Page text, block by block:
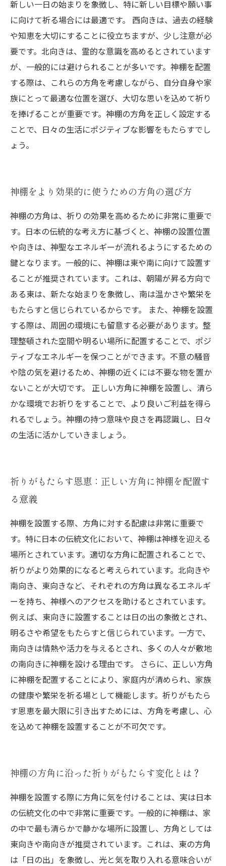
新しい一日の始まりを象徴し、特に新しい目標や願い事
に向けて祈る場合には最適です。 西向きは、過去の経験
や知恵を大切にすることに役立ちますが、少し注意が必
要です。北向きは、霊的な意識を高めるとされています
が、一般的には避けられることが多いです。神棚を配置
する際は、これらの方角を考慮しながら、自分自身や家
族にとって最適な位置を選び、大切な思いを込めて祈り
を捧げることが重要です。神棚の方角を正しく設定する
ことで、日々の生活にポジティブな影響をもたらすでし
ょう。
神棚をより効果的に使うための方角の選び方
神棚の方角は、祈りの効果を高めるために非常に重要で
す。日本の伝統的な考え方に基づくと、神棚の設置位置
や向きは、神聖なエネルギーが流れるようにするための
鍵となります。一般的に、神棚は東や南に向けて設置す
ることが推奨されています。これは、朝陽が昇る方向で
ある東は、新たな始まりを象徴し、南は温かさや繁栄を
もたらすと信じられているからです。 また、神棚を設置
する際は、周囲の環境にも留意する必要があります。整
理整頓された空間や明るい場所に配置することで、ポジ
ティブなエネルギーを保つことができます。不意の騒音
や陰の気を避けるため、神棚の近くには不要な物を置か
ないことが大切です。 正しい方角に神棚を設置し、清ら
かな環境でお祈りをすることで、より良いご利益を得ら
れるでしょう。神棚の持つ意味や良さを再認識し、日々
の生活に活かしていきましょう。
祈りがもたらす恩恵：正しい方角に神棚を配置す
る意義
神棚を設置する際、方角に対する配慮は非常に重要で
す。特に日本の伝統文化において、神棚は神様を迎える
場所とされています。適切な方角に配置されることで、
祈りがより効果的になると考えられています。北向きや
南向き、東向きなど、それぞれの方角は異なるエネルギ
ーを持ち、神様へのアクセスを助けるとされています。
例えば、東向きに設置することは日の出の象徴とされ、
明るさや希望をもたらすと信じられています。一方で、
南向きは情熱や活力を与えるとされ、多くの人々が敷地
の南向きに神棚を設ける理由です。 さらに、正しい方角
に神棚を配置することにより、家庭内が清められ、家族
の健康や繁栄を祈る場として機能します。祈りがもたら
す恩恵を最大限に引き出すためには、方角を考慮し、心
を込めて神棚を設置することが不可欠です。
神棚の方角に沿った祈りがもたらす変化とは？
神棚を設置する際に方角に気を付けることは、実は日本
の伝統文化の中で非常に重要です。一般的に神棚は、家
の中で最も清らかで静かな場所に設置し、方角としては
東向きや南向きが推奨されています。これは、東の方角
は「日の出」を象徴し、光と気を取り入れる意味合いが